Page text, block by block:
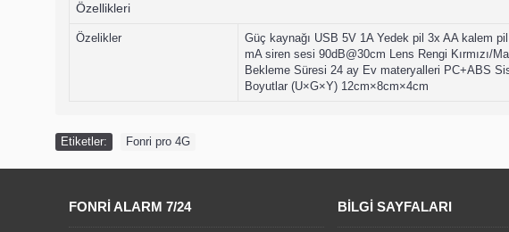
Özellikleri
Özelikler
Güç kaynağı USB 5V 1A Yedek pil 3x AA kalem
mA siren sesi 90dB@30cm Lens Rengi Kırmızı/
Bekleme Süresi 24 ay Ev materyalleri PC+ABS
Boyutlar (U×G×Y) 12cm×8cm×4cm
Etiketler: Fonri pro 4G
FONRI ALARM 7/24 BILGI SAYFALARI